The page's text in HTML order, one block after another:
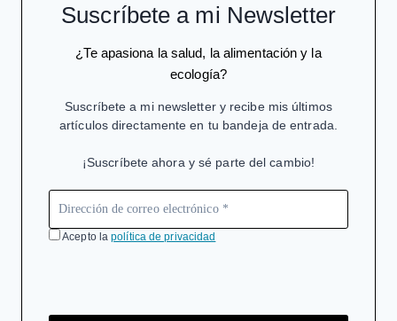
Suscríbete a mi Newsletter
¿Te apasiona la salud, la alimentación y la
ecología?
Suscríbete a mi newsletter y recibe mis últimos
artículos directamente en tu bandeja de entrada.
¡Suscríbete ahora y sé parte del cambio!
Acepto lapolítica de privacidad